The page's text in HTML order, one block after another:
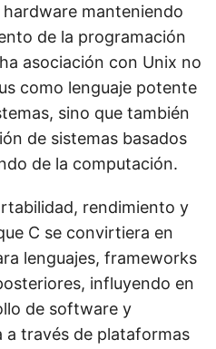
manteniendo
de la programación
asociación con Unix no
como lenguaje potente
sino que también
de sistemas basados
de la computación.
rendimiento y
C se convirtiera en
lenguajes, frameworks
influyendo en
de software y
a través de plataformas